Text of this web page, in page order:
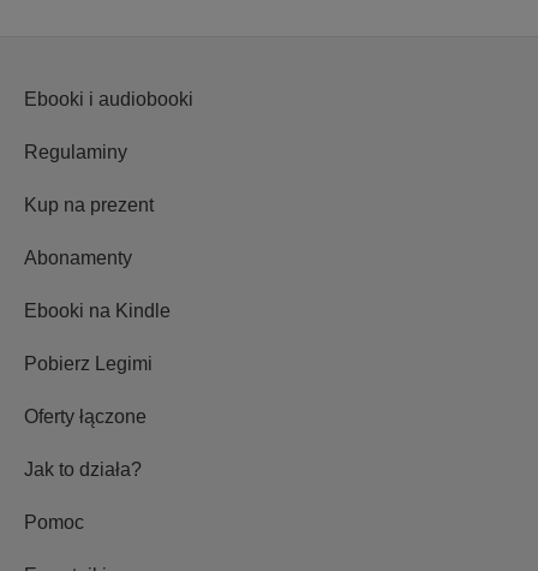
Ebooki i audiobooki
Regulaminy
Kup na prezent
Abonamenty
Ebooki na Kindle
Pobierz Legimi
Oferty łączone
Jak to działa?
Pomoc